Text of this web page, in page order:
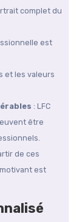
complet du
est
et les valeurs
: LFC
être
de ces
est